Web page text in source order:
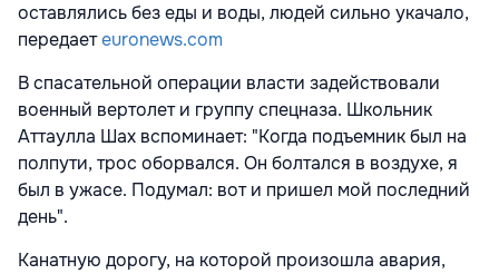
оставлялись без еды и воды, людей сильно укачало,
передаетeuronews.com
В спасательной операции власти задействовали
военный вертолет и группу спецназа. Школьник
Аттаулла Шах вспоминает: "Когда подъемник был на
полпути, трос оборвался. Он болтался в воздухе, я
был в ужасе. Подумал: вот и пришел мой последний
день".
Канатную дорогу, на которой произошла авария,